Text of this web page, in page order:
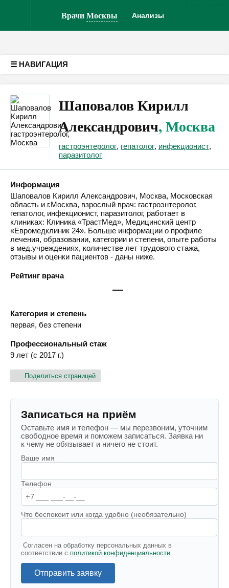
ВрачиМосквы Анализы
☰ НАВИГАЦИЯ
Шаповалов Кирилл
Александрович, Москва
гастроэнтеролог, гепатолог, инфекционист,
паразитолог
Информация
Шаповалов Кирилл Александрович, Москва, Московская
область и г.Москва, взрослый врач: гастроэнтеролог,
гепатолог, инфекционист, паразитолог, работает в
клиниках: Клиника «ТрастМед», Медицинский центр
«Евромедклиник 24». Больше информации о профиле
лечения, образовании, категории и степени, опыте работы
в мед.учреждениях, количестве лет трудового стажа,
отзывы и оценки пациентов - даны ниже.
Рейтинг врача
—
Категория и степень
первая, без степени
Профессиональный стаж
9 лет (с 2017 г.)
Поделиться страницей
Записаться на приём
Оставьте имя и телефон — мы перезвоним, уточним
свободное время и поможем записаться. Заявка ни
к чему не обязывает и ничего не стоит.
Ваше имя
Телефон
Что беспокоит или когда удобно (необязательно)
Согласен на обработку персональных данных в
соответствии с политикой конфиденциальности
Отправить заявку